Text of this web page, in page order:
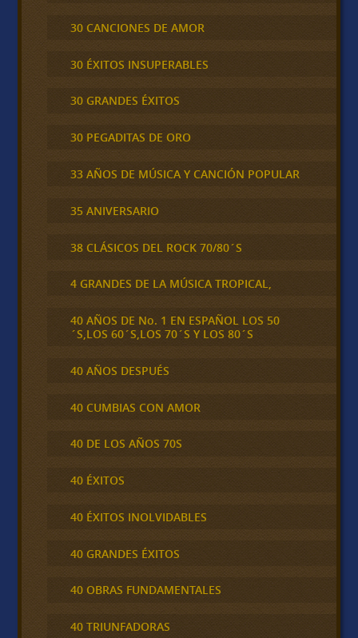
30 CANCIONES DE AMOR
30 ÉXITOS INSUPERABLES
30 GRANDES ÉXITOS
30 PEGADITAS DE ORO
33 AÑOS DE MÚSICA Y CANCIÓN POPULAR
35 ANIVERSARIO
38 CLÁSICOS DEL ROCK 70/80´S
4 GRANDES DE LA MÚSICA TROPICAL,
40 AÑOS DE No. 1 EN ESPAÑOL LOS 50
´S,LOS 60´S,LOS 70´S Y LOS 80´S
40 AÑOS DESPUÉS
40 CUMBIAS CON AMOR
40 DE LOS AÑOS 70S
40 ÉXITOS
40 ÉXITOS INOLVIDABLES
40 GRANDES ÉXITOS
40 OBRAS FUNDAMENTALES
40 TRIUNFADORAS